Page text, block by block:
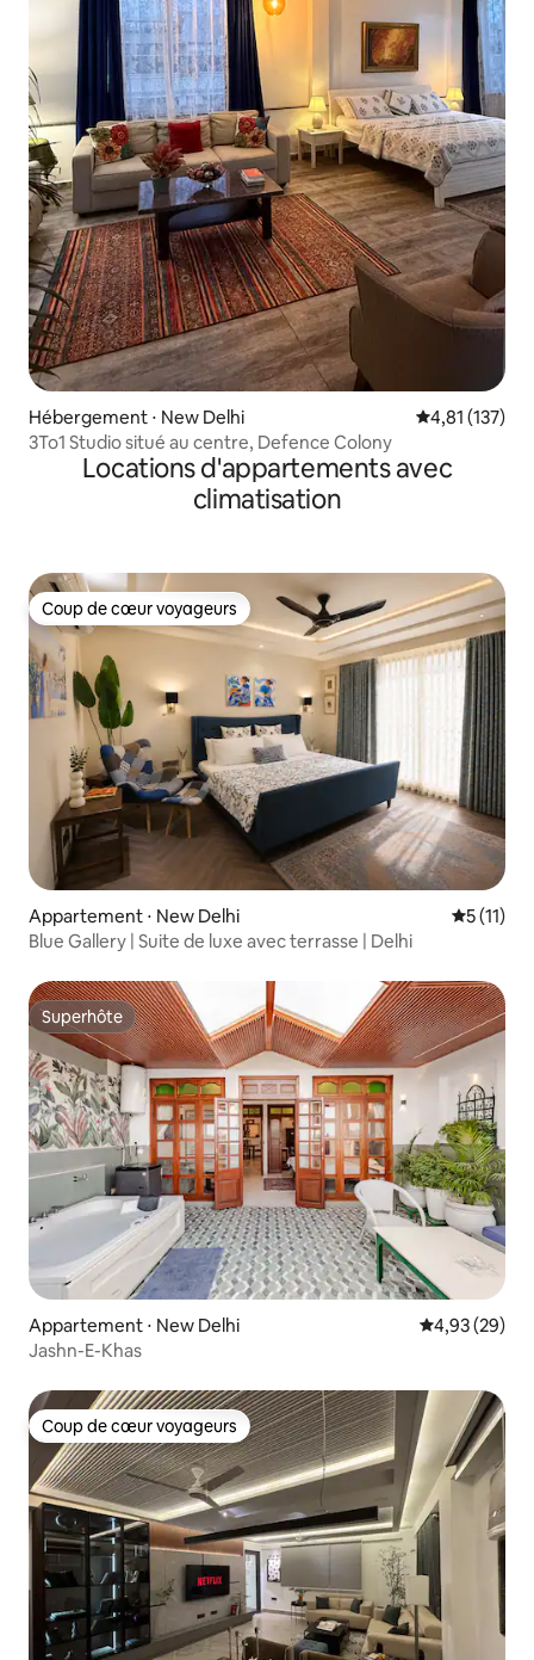
Hébergement ⋅ New Delhi Évaluation
4,81 (137)
3To1 Studio situé au centre, Defence Colony
Locations d'appartements avec
climatisation
Coup de cœur voyageurs
Coup de cœur voyageurs
Appartement ⋅ New Delhi
5 (11)
Blue Gallery | Suite de luxe avec terrasse | Delhi
Superhôte
Superhôte
Appartement ⋅ New Delhi Évaluation
4,93 (29)
Jashn-E-Khas
Coup de cœur voyageurs
Coup de cœur voyageurs